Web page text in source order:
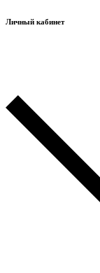
Личный кабинет